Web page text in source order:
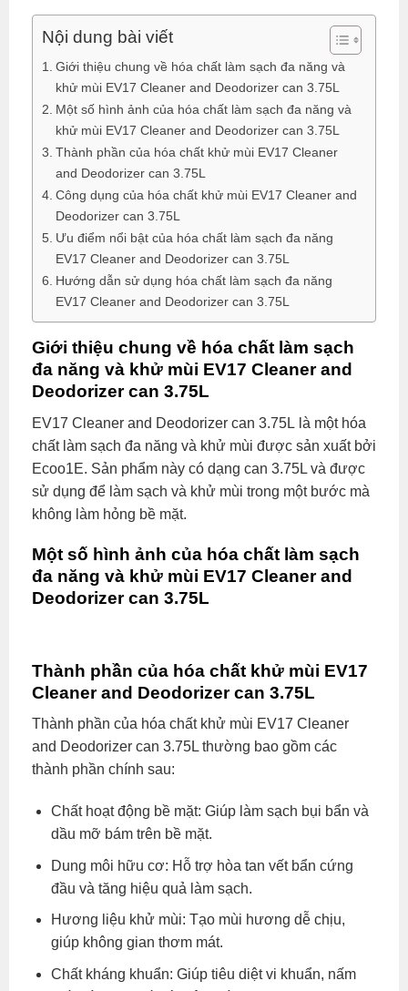
Nội dung bài viết
Giới thiệu chung về hóa chất làm sạch đa năng và
khử mùi EV17 Cleaner and Deodorizer can 3.75L
Một số hình ảnh của hóa chất làm sạch đa năng và
khử mùi EV17 Cleaner and Deodorizer can 3.75L
Thành phần của hóa chất khử mùi EV17 Cleaner
and Deodorizer can 3.75L
Công dụng của hóa chất khử mùi EV17 Cleaner and
Deodorizer can 3.75L
Ưu điểm nổi bật của hóa chất làm sạch đa năng
EV17 Cleaner and Deodorizer can 3.75L
Hướng dẫn sử dụng hóa chất làm sạch đa năng
EV17 Cleaner and Deodorizer can 3.75L
Giới thiệu chung về hóa chất làm sạch
đa năng và khử mùi EV17 Cleaner and
Deodorizer can 3.75L
EV17 Cleaner and Deodorizer can 3.75L là một hóa
chất làm sạch đa năng và khử mùi được sản xuất bởi
Ecoo1E. Sản phẩm này có dạng can 3.75L và được
sử dụng để làm sạch và khử mùi trong một bước mà
không làm hỏng bề mặt.
Một số hình ảnh của hóa chất làm sạch
đa năng và khử mùi EV17 Cleaner and
Deodorizer can 3.75L
Thành phần của hóa chất khử mùi EV17
Cleaner and Deodorizer can 3.75L
Thành phần của hóa chất khử mùi EV17 Cleaner
and Deodorizer can 3.75L thường bao gồm các
thành phần chính sau:
Chất hoạt động bề mặt: Giúp làm sạch bụi bẩn và
dầu mỡ bám trên bề mặt.
Dung môi hữu cơ: Hỗ trợ hòa tan vết bẩn cứng
đầu và tăng hiệu quả làm sạch.
Hương liệu khử mùi: Tạo mùi hương dễ chịu,
giúp không gian thơm mát.
Chất kháng khuẩn: Giúp tiêu diệt vi khuẩn, nấm